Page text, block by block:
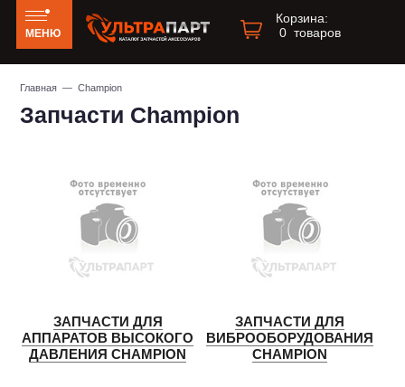
МЕНЮ
Корзина:
0 товаров
Главная — Champion
Запчасти Champion
ЗАПЧАСТИ ДЛЯ
АППАРАТОВ ВЫСОКОГО
ДАВЛЕНИЯ CHAMPION
ЗАПЧАСТИ ДЛЯ
ВИБРООБОРУДОВАНИЯ
CHAMPION